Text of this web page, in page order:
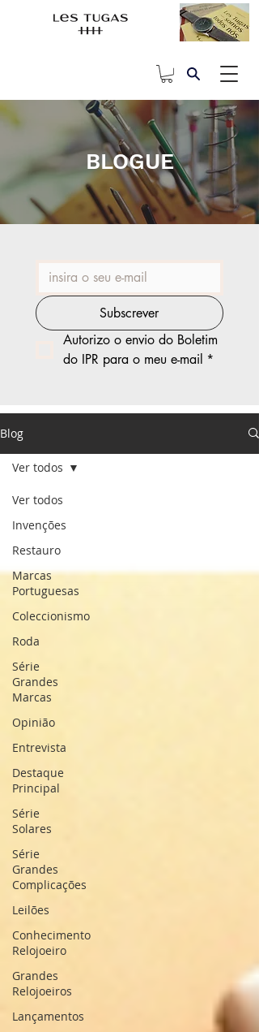
BLOGUE
Subscrever
Autorizo o envio do Boletim
do IPR para o meu e-mail *
Blog
Ver todos
Invenções
Restauro
Marcas
Portuguesas
Coleccionismo
Roda
Série
Grandes
Marcas
Opinião
Entrevista
Destaque
Principal
Série
Solares
Série
Grandes
Complicações
Leilões
Conhecimento
Relojoeiro
Grandes
Relojoeiros
Lançamentos
Ver todos